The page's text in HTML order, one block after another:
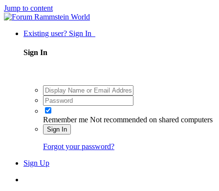
Jump to content
Existing user? Sign In
Sign In
Remember me Not recommended on shared computers
Sign In
Forgot your password?
Sign Up